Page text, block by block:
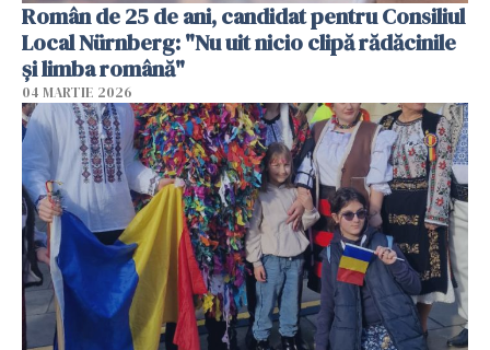
Român de 25 de ani, candidat pentru Consiliul
Local Nürnberg: "Nu uit nicio clipă rădăcinile
și limba română"
04 MARTIE 2026